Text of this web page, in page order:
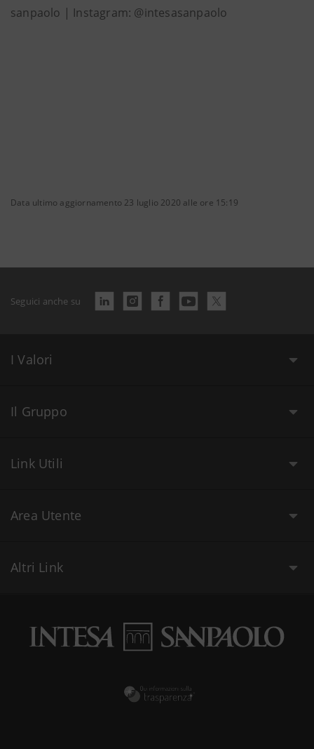
sanpaolo | Instagram: @intesasanpaolo
Data ultimo aggiornamento 23 luglio 2020 alle ore 15:19
Seguici anche su
I Valori
Il Gruppo
Link Utili
Area Utente
Altri Link